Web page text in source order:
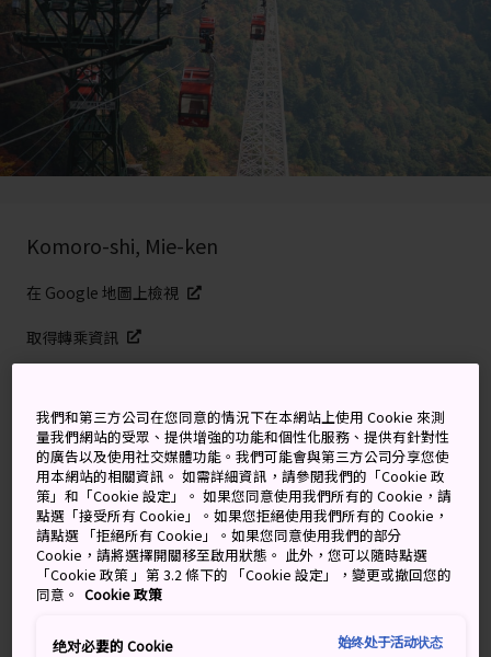
Komoro-shi, Mie-ken
在 Google 地圖上檢視
取得轉乘資訊
關鍵字 地圖
在御在所岳滑雪遠足，登山攬
景，在山腳浸溫泉
乘坐纜車攀升 1,212 米，到達御在所岳山頂。山頂不僅有
一處距離名古屋最近的滑雪場，還有其他充滿各種樂趣的
活動舉辦場地。
我們和第三方公司在您同意的情況下在本網站上使用 Cookie 來測
量我們網站的受眾、提供增強的功能和個性化服務、提供有針對性
的廣告以及使用社交媒體功能。我們可能會與第三方公司分享您使
用本網站的相關資訊。 如需詳細資訊，請參閱我們的「Cookie 政
策」和「Cookie 設定」。 如果您同意使用我們所有的 Cookie，請
點選「接受所有 Cookie」。如果您拒絕使用我們所有的 Cookie，
請點選 「拒絕所有 Cookie」。如果您同意使用我們的部分
Cookie，請將選擇開關移至啟用狀態。 此外，您可以隨時點選
「Cookie 政策 」第 3.2 條下的 「Cookie 設定」，變更或撤回您的
同意。 Cookie 政策
绝对必要的 Cookie 始终处于活动状态